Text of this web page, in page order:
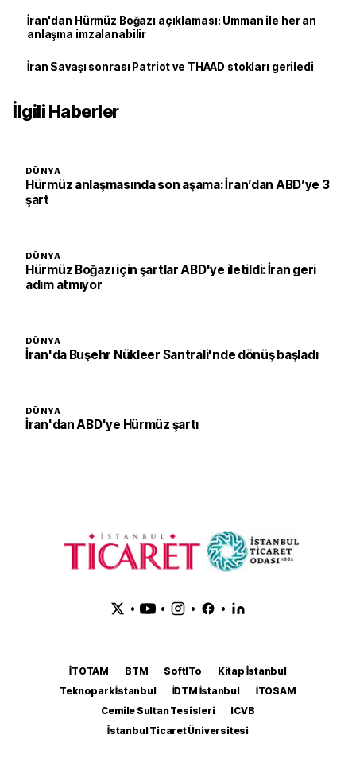
İran'dan Hürmüz Boğazı açıklaması: Umman ile her an
anlaşma imzalanabilir
İran Savaşı sonrası Patriot ve THAAD stokları geriledi
İlgili Haberler
DÜNYA
Hürmüz anlaşmasında son aşama: İran’dan ABD’ye 3
şart
DÜNYA
Hürmüz Boğazı için şartlar ABD'ye iletildi: İran geri
adım atmıyor
DÜNYA
İran'da Buşehr Nükleer Santrali'nde dönüş başladı
DÜNYA
İran'dan ABD'ye Hürmüz şartı
• • • •
İTOTAM BTM SoftITo
Kitap İstanbul
Teknopark İstanbul
İDTM İstanbul
İTOSAM
Cemile Sultan Tesisleri
ICVB
İstanbul Ticaret Üniversitesi